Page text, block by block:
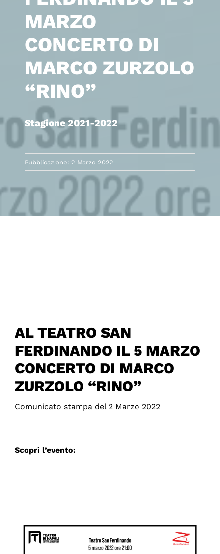
MARZO
CONCERTO DI
MARCO ZURZOLO
“RINO”
Stagione 2021-2022
Pubblicazione: 2 Marzo 2022
AL TEATRO SAN
FERDINANDO IL 5 MARZO
CONCERTO DI MARCO
ZURZOLO “RINO”
Comunicato stampa del 2 Marzo 2022
Scopri l’evento: